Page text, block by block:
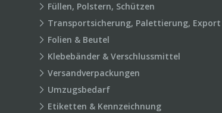
Füllen, Polstern, Schützen
Transportsicherung, Palettierung, Export
Folien & Beutel
Klebebänder & Verschlussmittel
Versandverpackungen
Umzugsbedarf
Etiketten & Kennzeichnung